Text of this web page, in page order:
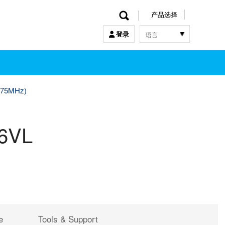
产品选择
登录 语言
한국어
中文
Tools & Support